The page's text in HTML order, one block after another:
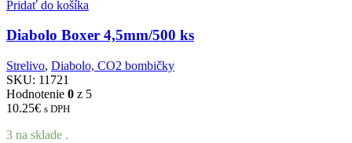
Pridať do košíka
Diabolo Boxer 4,5mm/500 ks
Strelivo, Diabolo, CO2 bombičky
SKU: 11721
Hodnotenie 0 z 5
10.25€ s DPH
3 na sklade .